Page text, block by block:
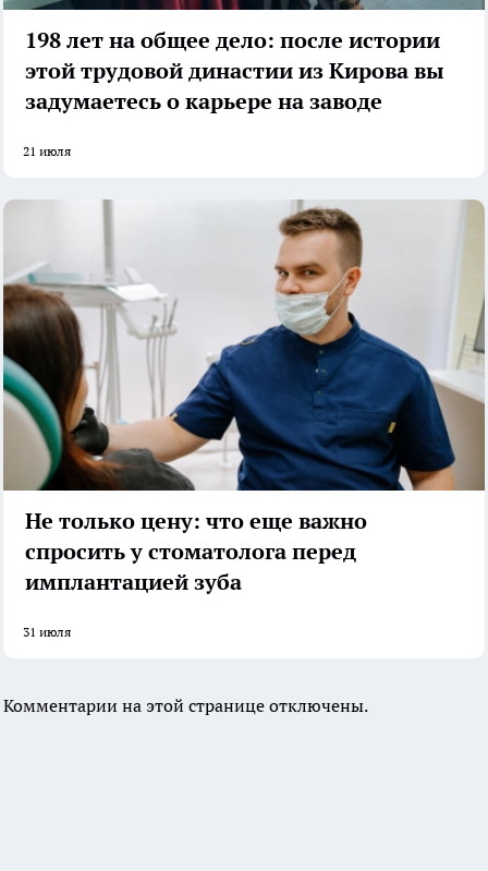
198 лет на общее дело: после истории
этой трудовой династии из Кирова вы
задумаетесь о карьере на заводе
21 июля
Не только цену: что еще важно
спросить у стоматолога перед
имплантацией зуба
31 июля
Комментарии на этой странице отключены.